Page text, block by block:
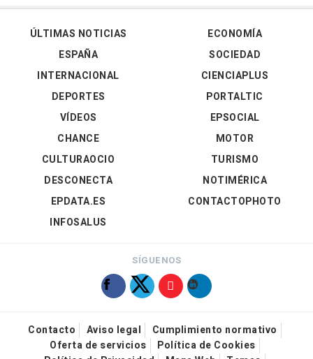
ÚLTIMAS NOTICIAS
ESPAÑA
INTERNACIONAL
DEPORTES
VÍDEOS
ECONOMÍA
SOCIEDAD
CIENCIAPLUS
PORTALTIC
EPSOCIAL
CHANCE
CULTURAOCIO
DESCONECTA
EPDATA.ES
INFOSALUS
MOTOR
TURISMO
NOTIMÉRICA
CONTACTOPHOTO
SÍGUENOS
Contacto Aviso legal
Cumplimiento normativo
Oferta de servicios
Política de Cookies